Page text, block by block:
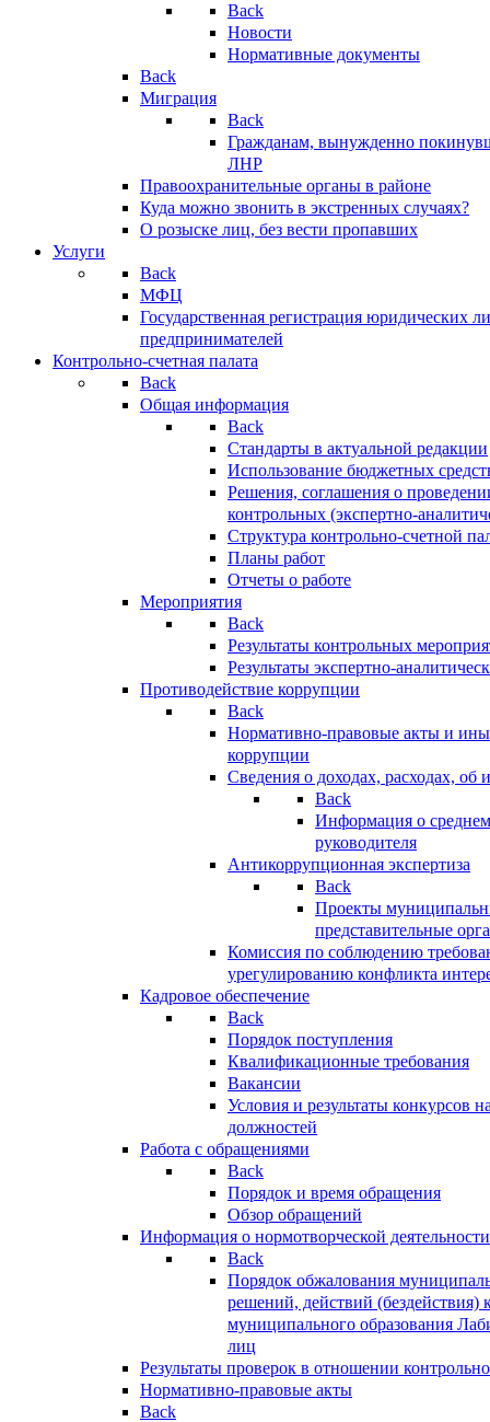
Back
Новости
Нормативные документы
Back
Миграция
Back
Гражданам, вынужденно
ЛНР
Правоохранительные органы в районе
Куда можно звонить в экстренных случаях?
О розыске лиц, без вести пропавших
Услуги
Back
МФЦ
Государственная регистрация юридических
предпринимателей
Контрольно-счетная палата
Back
Общая информация
Back
Стандарты в актуальной редакции
Использование бюджетных
Решения, соглашения о
контрольных (экспертно-
Структура контрольно-счетной
Планы работ
Отчеты о работе
Мероприятия
Back
Результаты контрольных
Результаты экспертно-
Противодействие коррупции
Back
Нормативно-правовые акты и
коррупции
Сведения о доходах, расходах, об
Back
Информация о
руководителя
Антикоррупционная экспертиза
Back
Проекты
представительные
Комиссия по соблюдению
урегулированию конфликта
Кадровое обеспечение
Back
Порядок поступления
Квалификационные требования
Вакансии
Условия и результаты конкурсов
должностей
Работа с обращениями
Back
Порядок и время обращения
Обзор обращений
Информация о нормотворческой деятельности
Back
Порядок обжалования
решений, действий (бездействия)
муниципального образования
лиц
Результаты проверок в отношении
Нормативно-правовые акты
Back